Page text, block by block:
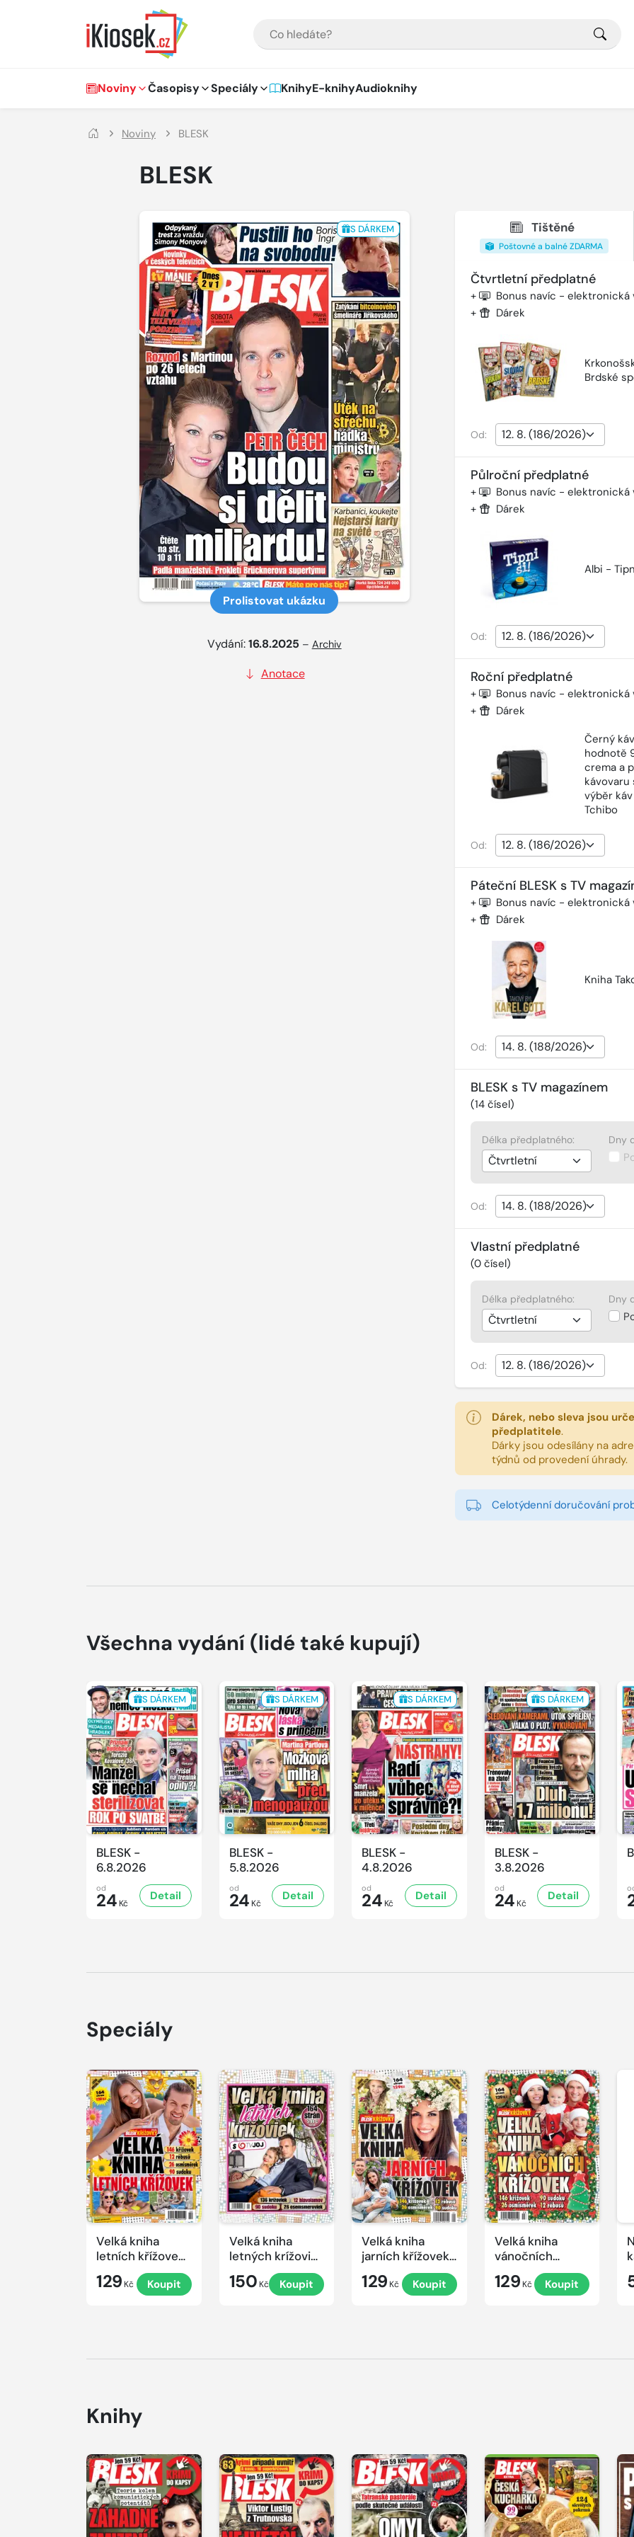
Hlavní navigace
Noviny Časopisy Speciály KnihyE-knihyAudioknihy
Noviny BLESK
BLESK
S DÁRKEM
Prolistovat ukázku
Vydání:16.8.2025 – Archiv
Anotace
Tištěné
Poštovné a balné ZDARMA
Čtvrtletní předplatné
+ Bonus navíc - elektronická
+ Dárek
Brdské
Od:
Půlroční předplatné
+ Bonus navíc - elektronická
+ Dárek
Albi -
Od:
Roční předplatné
+ Bonus navíc - elektronická
+
Dárek
Černý
hodnotě
crema a
kávovaru
výběr
Tchibo
Od:
Páteční BLESK s TV
+ Bonus navíc - elektronická
+ Dárek
Kniha
Od:
BLESK s TV magazínem
(14čísel)
Délka předplatného: Dny
Od:
Vlastní předplatné
(0čísel)
Délka předplatného: Dny
Od:
Dárek, nebo sleva jsou
předplatitele.
Dárky jsou odesílány na
týdnů od provedení úhrady.
Celotýdenní doručování
Všechna vydání (lidé také kupují)
S DÁRKEM
BLESK -
6.8.2026
od
24 Kč
Detail
S DÁRKEM
BLESK -
5.8.2026
od
24 Kč
Detail
S DÁRKEM
BLESK -
4.8.2026
od
24 Kč
Detail
S DÁRKEM
BLESK -
3.8.2026
od
24 Kč
Detail
Speciály
Velká kniha
letních křížovek
129 Kč Koupit
Velká kniha
letných krížoviek
s TV JOJ 2026
150 Kč Koupit
Velká kniha
jarních křížovek
129 Kč Koupit
Velká kniha
vánočních
křížovek 2025
129 Kč Koupit
Knihy